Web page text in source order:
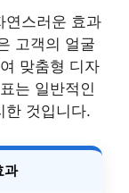
연스러운 효과
고객의 얼굴
맞춤형 디자
는 일반적인
한 것입니다.
과